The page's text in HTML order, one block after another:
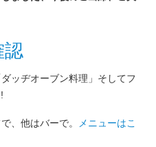
認
ッヂオーブン料理」そしてフ
、他はバーで。
メニューはこ